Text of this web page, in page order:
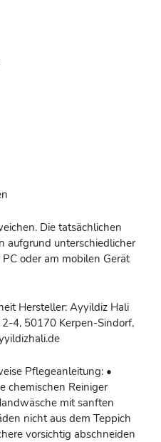
Die tatsächlichen
aufgrund unterschiedlicher
oder am mobilen Gerät
Hersteller: Ayyildiz Hali
4, 50170 Kerpen-Sindorf,
Pflegeanleitung: •
chemischen Reiniger
mit sanften
nicht aus dem Teppich
vorsichtig abschneiden